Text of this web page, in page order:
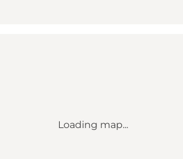
Loading map...